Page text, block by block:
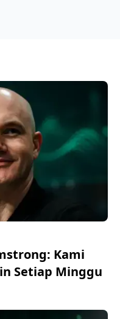
Kami
Setiap Minggu